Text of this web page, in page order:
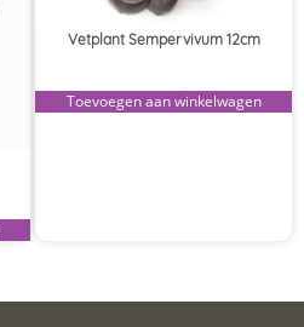
Vetplant Sempervivum 12cm
Toevoegen aan winkelwagen